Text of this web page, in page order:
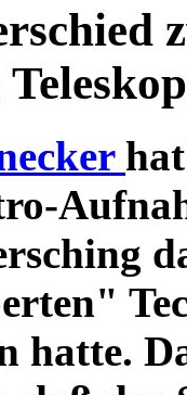
hatte.